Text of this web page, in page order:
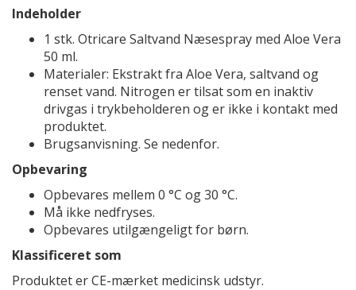
Indeholder
1 stk. Otricare Saltvand Næsespray med Aloe Vera
50 ml.
Materialer: Ekstrakt fra Aloe Vera, saltvand og
renset vand. Nitrogen er tilsat som en inaktiv
drivgas i trykbeholderen og er ikke i kontakt med
produktet.
Brugsanvisning. Se nedenfor.
Opbevaring
Opbevares mellem 0 °C og 30 °C.
Må ikke nedfryses.
Opbevares utilgængeligt for børn.
Klassificeret som
Produktet er CE-mærket medicinsk udstyr.